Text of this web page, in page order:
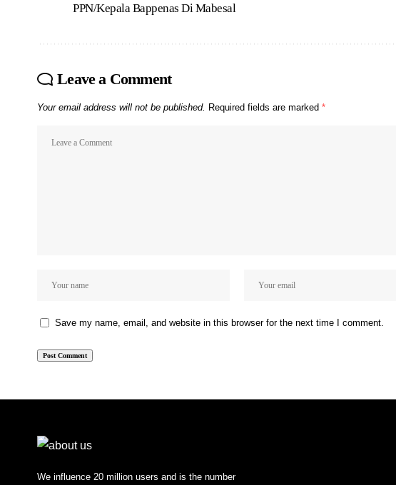
PPN/Kepala Bappenas Di Mabesal
Leave a Comment
Your email address will not be published. Required fields are marked *
Save my name, email, and website in this browser for the next time I comment.
We influence 20 million users and is the number